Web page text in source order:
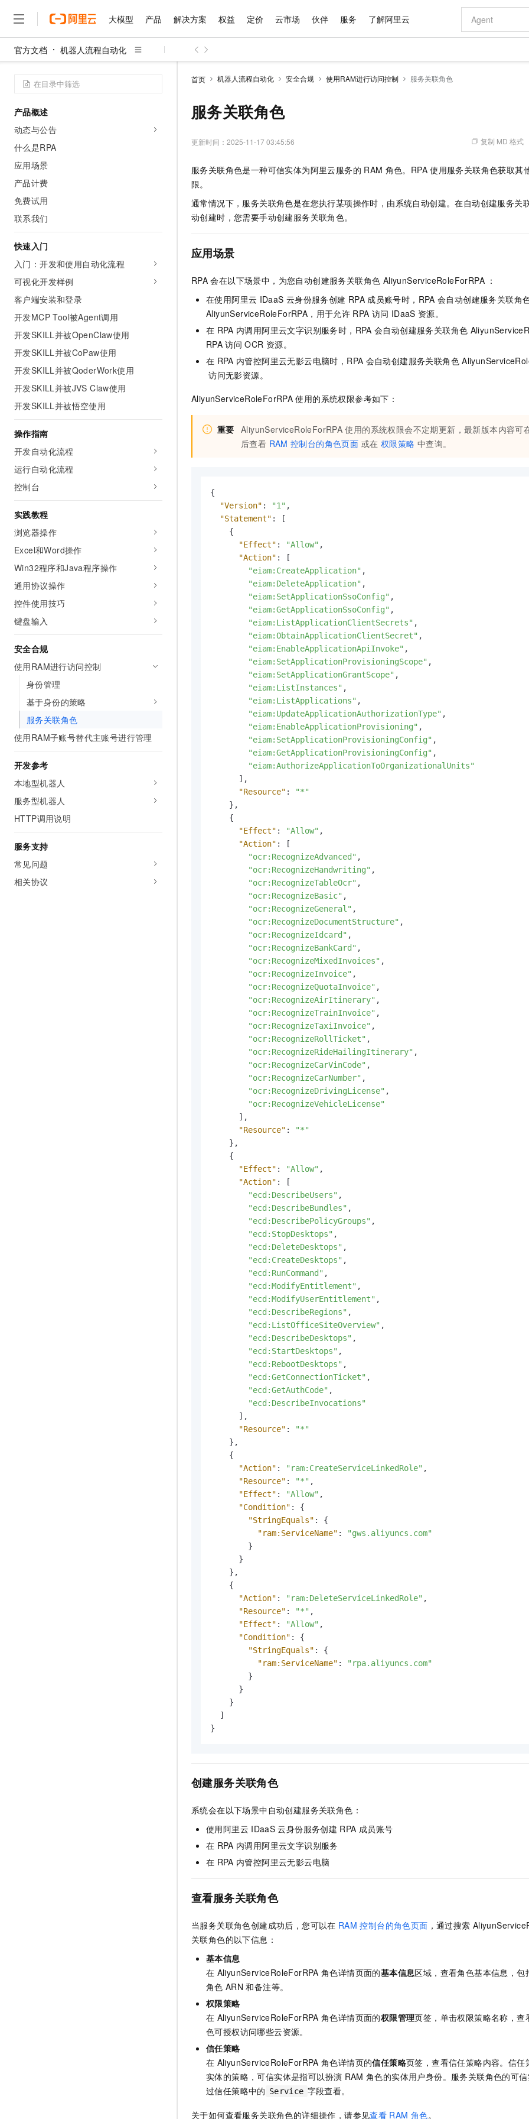
大模型 产品 解决方案 权益 定价 云市场 伙伴 服务 了解阿里云
官方文档 机器人流程自动化
产品概述
动态与公告
什么是RPA
应用场景
产品计费
免费试用
联系我们
快速入门
入门：开发和使用自动化流程
可视化开发样例
客户端安装和登录
开发MCP Tool被Agent调用
开发SKILL并被OpenClaw使用
开发SKILL并被CoPaw使用
开发SKILL并被QoderWork使用
开发SKILL并被JVS Claw使用
开发SKILL并被悟空使用
操作指南
开发自动化流程
运行自动化流程
控制台
实践教程
浏览器操作
Excel和Word操作
Win32程序和Java程序操作
通用协议操作
控件使用技巧
键盘输入
安全合规
使用RAM进行访问控制
身份管理
基于身份的策略
服务关联角色
使用RAM子账号替代主账号进行管理
开发参考
本地型机器人
服务型机器人
HTTP调用说明
服务支持
常见问题
相关协议
首页 机器人流程自动化 安全合规 使用RAM进行访问控制 服务关联角色
服务关联角色
更新时间： 2025-11-17 03:45:56 复制 MD 格式
服务关联角色是一种可信实体为阿里云服务的 RAM 角色。RPA 使用服务关联角色获取其
限。
通常情况下，服务关联角色是在您执行某项操作时，由系统自动创建。在自动创建服务关
动创建时，您需要手动创建服务关联角色。
应用场景
RPA 会在以下场景中，为您自动创建服务关联角色 AliyunServiceRoleForRPA ：
在使用阿里云 IDaaS 云身份服务创建 RPA 成员账号时，RPA 会自动创建服务关联角
AliyunServiceRoleForRPA，用于允许 RPA 访问 IDaaS 资源。
在 RPA 内调用阿里云文字识别服务时，RPA 会自动创建服务关联角色
RPA 访问 OCR 资源。
在 RPA 内管控阿里云无影云电脑时，RPA 会自动创建服务关联角色
访问无影资源。
AliyunServiceRoleForRPA 使用的系统权限参考如下：
重要 AliyunServiceRoleForRPA 使用的系统权限会不定期更新，最新版本内容可
后查看 RAM 控制台的角色页面 或在 权限策略 中查询。
{
"Version" : "1" ,
"Statement" :
[
{
"Effect" : "Allow" ,
"Action" :
[
"eiam:CreateApplication" ,
"eiam:DeleteApplication" ,
"eiam:SetApplicationSsoConfig" ,
"eiam:GetApplicationSsoConfig" ,
"eiam:ListApplicationClientSecrets" ,
"eiam:ObtainApplicationClientSecret" ,
"eiam:EnableApplicationApiInvoke" ,
"eiam:SetApplicationProvisioningScope" ,
"eiam:SetApplicationGrantScope" ,
"eiam:ListInstances" ,
"eiam:ListApplications" ,
"eiam:UpdateApplicationAuthorizationType" ,
"eiam:EnableApplicationProvisioning" ,
"eiam:SetApplicationProvisioningConfig" ,
"eiam:GetApplicationProvisioningConfig" ,
"eiam:AuthorizeApplicationToOrganizationalUnits"
] ,
"Resource" :
"*"
} ,
{
"Effect" : "Allow" ,
"Action" :
[
"ocr:RecognizeAdvanced" ,
"ocr:RecognizeHandwriting" ,
"ocr:RecognizeTableOcr" ,
"ocr:RecognizeBasic" ,
"ocr:RecognizeGeneral" ,
"ocr:RecognizeDocumentStructure" ,
"ocr:RecognizeIdcard" ,
"ocr:RecognizeBankCard" ,
"ocr:RecognizeMixedInvoices" ,
"ocr:RecognizeInvoice" ,
"ocr:RecognizeQuotaInvoice" ,
"ocr:RecognizeAirItinerary" ,
"ocr:RecognizeTrainInvoice" ,
"ocr:RecognizeTaxiInvoice" ,
"ocr:RecognizeRollTicket" ,
"ocr:RecognizeRideHailingItinerary" ,
"ocr:RecognizeCarVinCode" ,
"ocr:RecognizeCarNumber" ,
"ocr:RecognizeDrivingLicense" ,
"ocr:RecognizeVehicleLicense"
] ,
"Resource" :
"*"
} ,
{
"Effect" : "Allow" ,
"Action" :
[
"ecd:DescribeUsers" ,
"ecd:DescribeBundles" ,
"ecd:DescribePolicyGroups" ,
"ecd:StopDesktops" ,
"ecd:DeleteDesktops" ,
"ecd:CreateDesktops" ,
"ecd:RunCommand" ,
"ecd:ModifyEntitlement" ,
"ecd:ModifyUserEntitlement" ,
"ecd:DescribeRegions" ,
"ecd:ListOfficeSiteOverview" ,
"ecd:DescribeDesktops" ,
"ecd:StartDesktops" ,
"ecd:RebootDesktops" ,
"ecd:GetConnectionTicket" ,
"ecd:GetAuthCode" ,
"ecd:DescribeInvocations"
] ,
"Resource" :
"*"
} ,
{
"Action" : "ram:CreateServiceLinkedRole" ,
"Resource" : "*" ,
"Effect" : "Allow" ,
"Condition" :
{
"StringEquals" :
{
"ram:ServiceName" :
"gws.aliyuncs.com"
}
}
} ,
{
"Action" : "ram:DeleteServiceLinkedRole" ,
"Resource" : "*" ,
"Effect" : "Allow" ,
"Condition" :
{
"StringEquals" :
{
"ram:ServiceName" :
"rpa.aliyuncs.com"
}
}
}
]
}
创建服务关联角色
系统会在以下场景中自动创建服务关联角色：
使用阿里云 IDaaS 云身份服务创建 RPA 成员账号
在 RPA 内调用阿里云文字识别服务
在 RPA 内管控阿里云无影云电脑
查看服务关联角色
当服务关联角色创建成功后，您可以在 RAM 控制台的角色页面 ，通过搜索
关联角色的以下信息：
基本信息
在 AliyunServiceRoleForRPA 角色详情页面的基本信息区域，查看角色基本信息，包
角色 ARN 和备注等。
权限策略
在 AliyunServiceRoleForRPA 角色详情页面的权限管理页签，单击权限策略名称，查
色可授权访问哪些云资源。
信任策略
在 AliyunServiceRoleForRPA 角色详情页的信任策略页签，查看信任策略内容。信任
实体的策略，可信实体是指可以扮演 RAM 角色的实体用户身份。服务关联角色的可
过信任策略中的 Service 字段查看。
关于如何查看服务关联角色的详细操作，请参见查看 RAM 角色。
大模型
千问AI平台
Qwen3.8-Max
Qwen3.7-Plus
Qwen3-VL-Plus
Deepseek-v4-pro
大模型服务
千问AI平台-Token Plan NEW
千问AI平台-模型体验
Happy 系列大模型
新一代 AI 视频生成模型，深度适配广告营销等场景
AI 应用构建
AI Native 的算法工程平台，一站式完成建模、训练、推理服务部署 云端极速 AI
快速部署 Dify，高效搭建 AI 应用
10 分钟在聊天系统中增加一个 AI 助手
在企业官网、通讯软件中为客户提供 AI 客服
产品
精选产品
计算
容器
网络与CDN
安全
中间件
大数据计算
媒体服务
终端用户计算
Serverless
开发工具
迁移与运维管理
精选产品
大模型服务与应用平台
多元化、高性能、安全可靠的大模型服务
无影云电脑
随时随地安全接入的云上超级电脑
云解析DNS
覆盖公网/内网、递归/权威、移动APP等全场景解析服务
面向分析的企业级SaaS模式云数据仓库
人工智能平台 PAI 大模型
一站式AI开发、训练和推理服务
Qoder CN
Qoder
面向真实软件
云原生数据
解决方案
精选解决方案
互联网应用开发
大数据
安全
网络
可观测
上云与迁云
企业出海
政企业务
精选解决方案
企业级Agent产品，直接交付可用成果
HappyHorse 打造一站式影视创作平台
可视化编排打通从文字构思到成片全链路闭环
快速拥有专属 OpenClaw
让AI从“聊天伙伴”进化为能干活的“数字员工”
Hermes Agent，打造自进化智能体
自主进化，持久记忆，越用越聪明
Claude Code + GStack 打造工程团队
安装技能 GStack，拥有专属 AI 工程团队
轻松解锁专属
5 分钟轻松
低代码高效
权益 普惠上云
云服务器38元/年起，超值低价云产品抢先购
推荐新用户得奖励，单订单最高返9万
云工开物
高校专属算力普惠，学生认证享300元代金券
免费试用
最高领取价值200元试用点，立即开启云上创新
AI 产品 免费试用
1亿+ 大模型 tokens 和 30+ 款产品免费体验
140+云产品 免费试用
大模型ACA认证体验
助力企业全员 AI 认知与能力提升
AI 特惠
Token Plan 模型订阅计划
Qwen3.8-Max 首发尝鲜，限时加量 10 倍，夜间低至2折
千问办公，限时限量积分加倍 NEW
你的AI工作搭子，覆盖日常办公高频场景
Night Plan 支持 Qwen 3.8-Max
夜间 5 折，Qwen/Meoo/TokenPlan 客户专享
AI 场景体
从图文生成到
AI 广告创作
图文、视频一
AI 建站
AI智能应用，
定价 产品定价
了解云产品的定价详情
云上成本管理
管理和优化成本
价格计算器
自助选配和估算价格
配置报价
云市场 精选商城
多端小程序
观测云
Tuya 物联网平台阿里云版
蓝凌 OA
畅捷通
Tableau 订阅
AI空中课堂在线直播课堂（旗舰版）
生态解决方案
行业生态解决方案
AI 开发和 AI 应用解决方案
数据与 API
OCR 文字识别
发票查验
天气预报查询
企业应用
ERP
CRM
财税管理
广告营销
基础软件
JAVA
全能环境
Red Hat
SUSE
建站小程序
模板建站
定制小程序
伙伴 成为销售伙伴
咨询伙伴
销售伙伴合作计划
无影生态合作计划
Salesforce On Alibaba Cloud
Consulting Partner 合作计划
AI 大模型销售与服务生态合作计划
成为产品伙伴 产品伙伴
云网络合作
Salesforce
计划
服务 售前咨询
售后服务
自助服务
在线服务
工单服务
短信专区
企业增值服务
企业成长
创新中心
阿里云认证
信息公告
了解阿里云 为什么选择阿里云
技术领先
分析师报告
研究报告与白皮书
AI 算法大赛
云开发大赛
入门学习赛
最佳实践
看见新力量
金融模力时刻
客户案例
市场活动